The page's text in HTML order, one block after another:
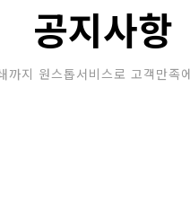
공지사항
까지 원스톱서비스로 고객만족